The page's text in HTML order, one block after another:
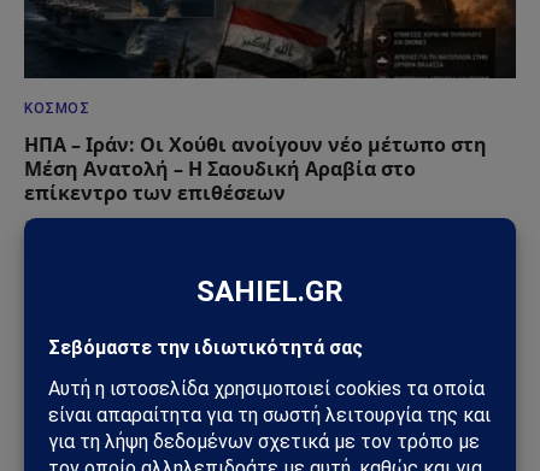
ΚΌΣΜΟΣ
ΗΠΑ – Ιράν: Οι Χούθι ανοίγουν νέο μέτωπο στη
Μέση Ανατολή – Η Σαουδική Αραβία στο
επίκεντρο των επιθέσεων
25/07/2026